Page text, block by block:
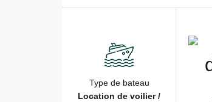
Type de bateau
Location de voilier /